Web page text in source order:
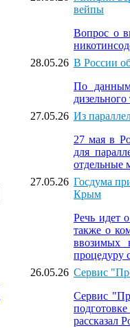
вейпы
Вопрос о
28.05.26 В России
По данным
27.05.26 Из
27 мая в
для
отдельные
27.05.26 Госдума
Крым
Речь идет
также о
ввозимых
процедуру
26.05.26 Сервис
Сервис
рассказал